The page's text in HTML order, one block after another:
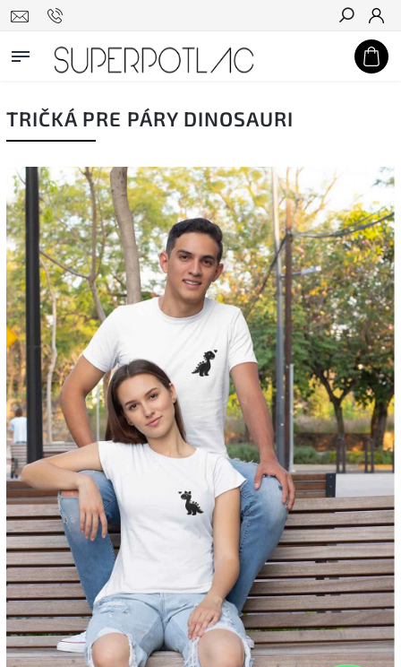
Hľadať
TRIČKÁ PRE PÁRY DINOSAURI